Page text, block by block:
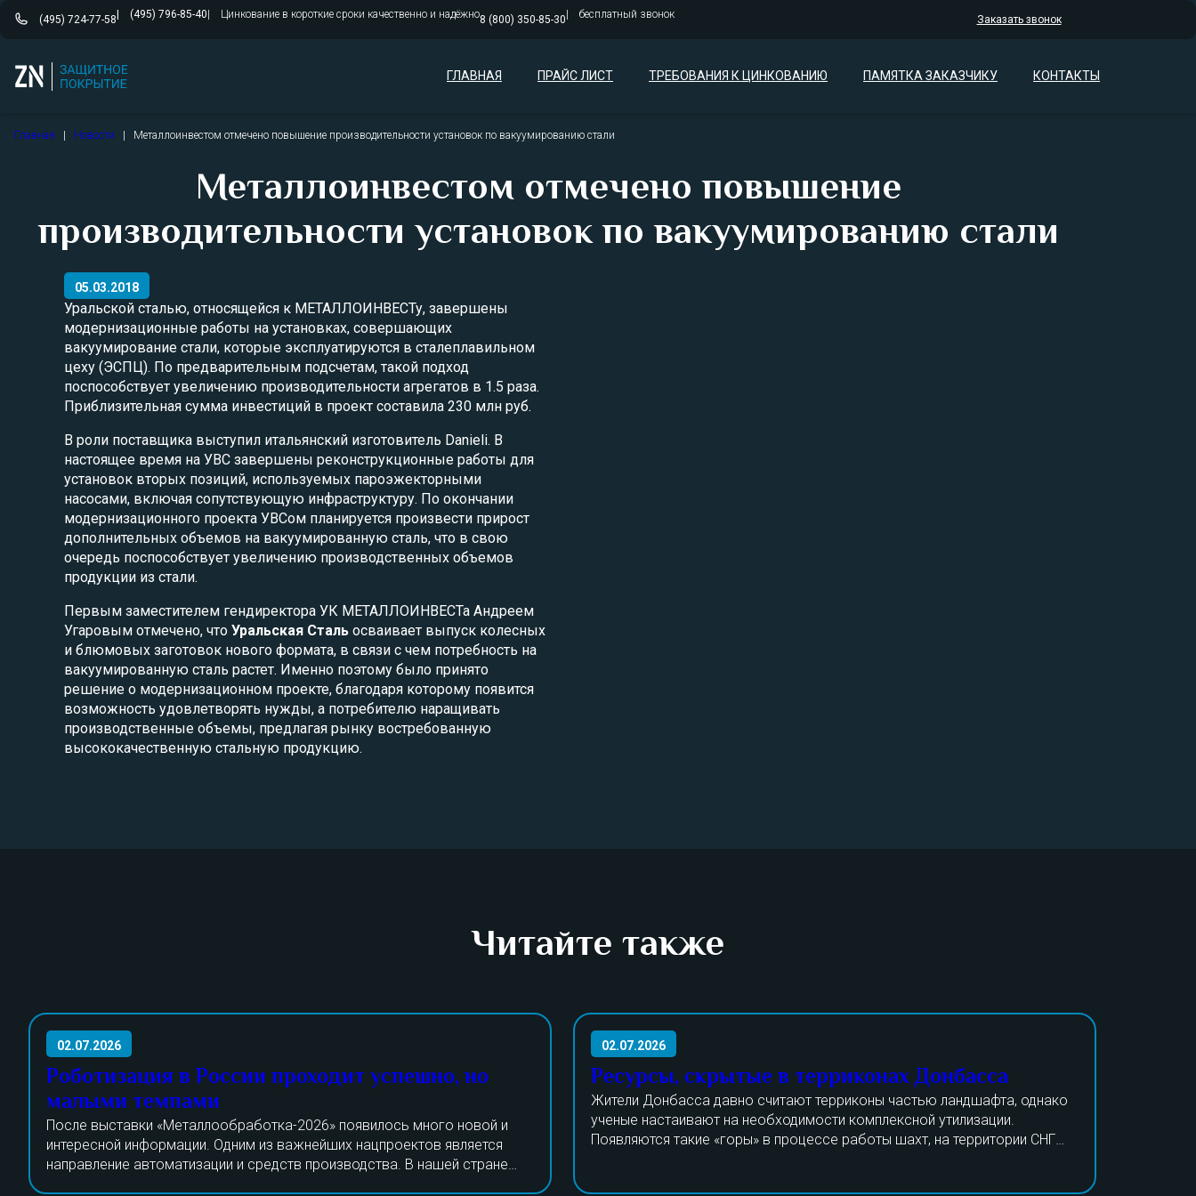
(495) 724-77-58 (495) 796-85-40 Цинкование в короткие сроки качественно и надёжно8 (800) 350-85-30 бесплатный звонок Заказать звонок
ГЛАВНАЯ ПРАЙС ЛИСТ ТРЕБОВАНИЯ К ЦИНКОВАНИЮ ПАМЯТКА ЗАКАЗЧИКУ КОНТАКТЫ
Главная Новости Металлоинвестом отмечено повышение производительности установок по вакуумированию стали
Металлоинвестом отмечено повышение
производительности установок по вакуумированию стали
05.03.2018
Уральской сталью, относящейся к МЕТАЛЛОИНВЕСТу, завершены
модернизационные работы на установках, совершающих
вакуумирование стали, которые эксплуатируются в сталеплавильном
цеху (ЭСПЦ). По предварительным подсчетам, такой подход
поспособствует увеличению производительности агрегатов в 1.5 раза.
Приблизительная сумма инвестиций в проект составила 230 млн руб.
В роли поставщика выступил итальянский изготовитель Danieli. В
настоящее время на УВС завершены реконструкционные работы для
установок вторых позиций, используемых пароэжекторными
насосами, включая сопутствующую инфраструктуру. По окончании
модернизационного проекта УВСом планируется произвести прирост
дополнительных объемов на вакуумированную сталь, что в свою
очередь поспособствует увеличению производственных объемов
продукции из стали.
Первым заместителем гендиректора УК МЕТАЛЛОИНВЕСТа Андреем
Угаровым отмечено, что Уральская Стальосваивает выпуск колесных
и блюмовых заготовок нового формата, в связи с чем потребность на
вакуумированную сталь растет. Именно поэтому было принято
решение о модернизационном проекте, благодаря которому появится
возможность удовлетворять нужды, а потребителю наращивать
производственные объемы, предлагая рынку востребованную
высококачественную стальную продукцию.
Читайте также
02.07.2026
Роботизация в России проходит успешно, но
малыми темпами
После выставки «Металлообработка-2026» появилось много новой и
интересной информации. Одним из важнейших нацпроектов является
направление автоматизации и средств производства. В нашей стране
02.07.2026
Ресурсы, скрытые в терриконах Донбасса
Жители Донбасса давно считают терриконы частью ландшафта, однако
ученые настаивают на необходимости комплексной утилизации.
Появляются такие «горы» в процессе работы шахт, на территории СНГ